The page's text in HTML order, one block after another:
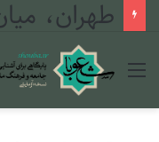
طهران،
منو